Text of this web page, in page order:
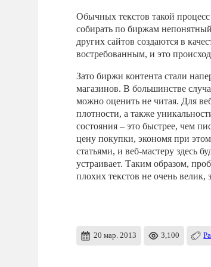
Обычных текстов такой процесс
собирать по биржам
других сайтов создаются в
востребованным, и это
Зато биржи контента стали
магазинов. В большинстве
можно оценить не читая. Для
плотности, а также
состояния – это быстрее, чем
цену покупки, экономя при
статьями, и веб-мастеру здесь
устраивает. Таким образом,
плохих текстов не очень
20 мар. 2013 3,100